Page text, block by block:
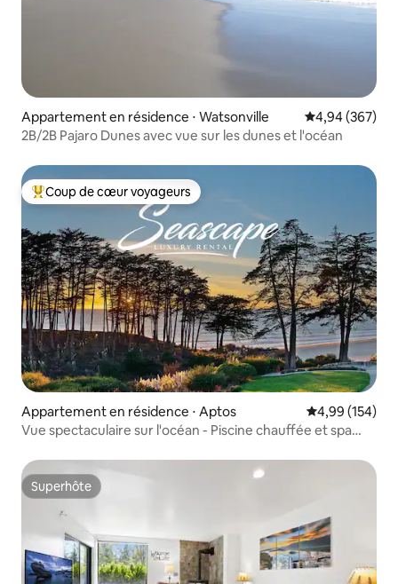
Appartement en résidence ⋅ Watsonville Évaluation
4,94 (367)
2B/2B Pajaro Dunes avec vue sur les dunes et l'océan
Coups de cœur voyageurs les plus appréciés
Coup de cœur voyageurs
Appartement en résidence ⋅ Aptos Évaluation
4,99 (154)
Vue spectaculaire sur l'océan - Piscine chauffée et spa
Superhôte
Superhôte